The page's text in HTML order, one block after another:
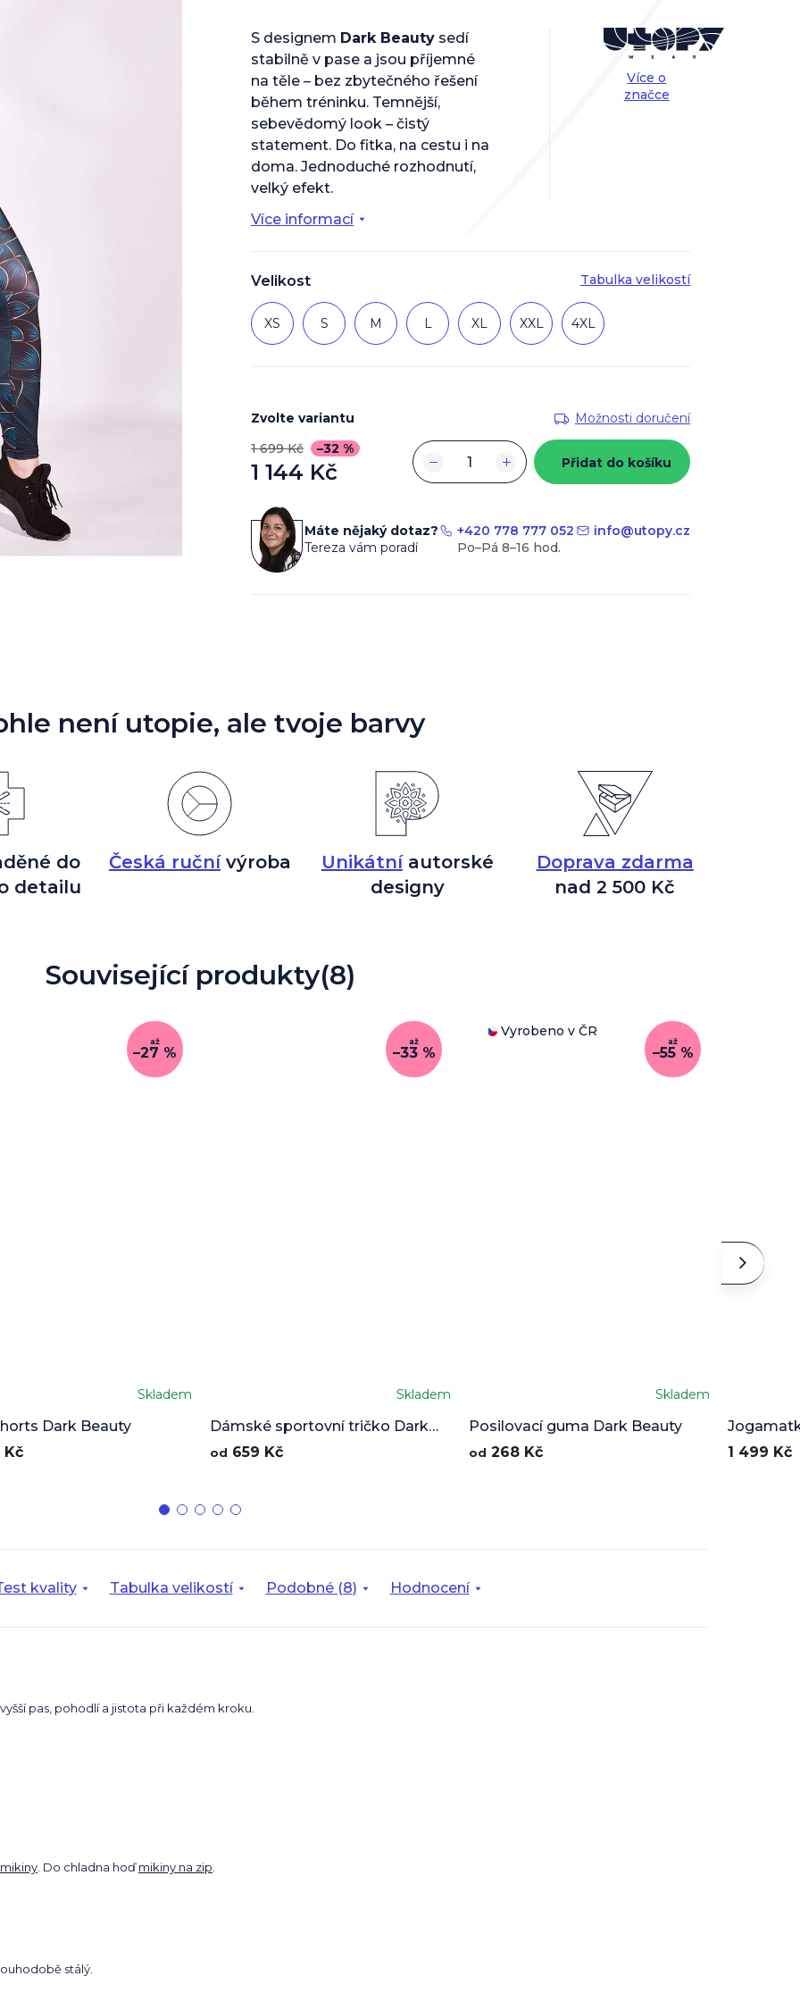
Velikost Tabulka velikostí
XS S M L XL XXL 4XL
Více informací
S designem Dark Beauty sedí
stabilně v pase a jsou příjemné
na těle – bez zbytečného řešení
během tréninku. Temnější,
sebevědomý look – čistý
statement. Do fitka, na cestu i na
doma. Jednoduché rozhodnutí,
velký efekt.
Více o
značce
Zvolte variantu
Možnosti doručení
1 699 Kč
–32 %
1 144 Kč
cena:
+
− Přidat do košíku
Máte nějaký dotaz?
Tereza vám poradí
+420 778 777 052 info@utopy.cz
není utopie, ale tvoje barvy
do
detailu
Česká ručnívýroba Unikátníautorské
designy
Doprava zdarma
nad 2 500 Kč
Související produkty(8)
až
–27 %
Dark Beauty
Skladem
až
–33 %
Dámské sportovní tričko Dark
Beauty
Skladem
od 659 Kč
Vyrobeno v ČR
až
–55 %
Posilovací guma Dark Beauty
hodnocení
je
Skladem
od 268 Kč
1 499 Kč
kvality Tabulka velikostí Podobné (8) Hodnocení
pas, pohodlí a jistota při každém kroku.
. Do chladna hoďmikiny na zip
stálý.